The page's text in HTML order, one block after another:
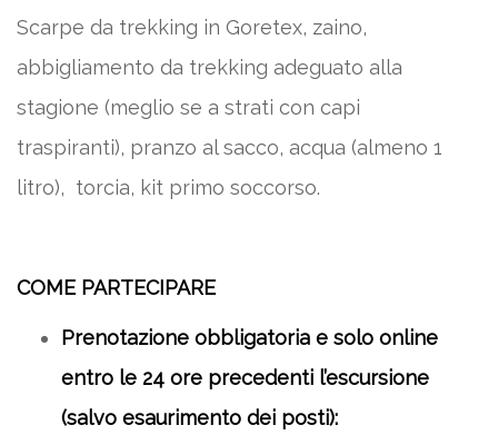
Scarpe da trekking in Goretex, zaino,
abbigliamento da trekking adeguato alla
stagione (meglio se a strati con capi
traspiranti), pranzo al sacco, acqua (almeno 1
litro), torcia, kit primo soccorso.
COME PARTECIPARE
Prenotazione obbligatoria e solo online
entro le 24 ore precedenti l’escursione
(salvo esaurimento dei posti):